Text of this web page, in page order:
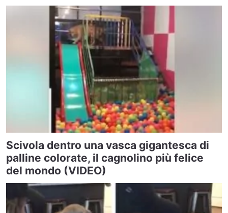
Scivola dentro una vasca gigantesca di
palline colorate, il cagnolino più felice
del mondo (VIDEO)